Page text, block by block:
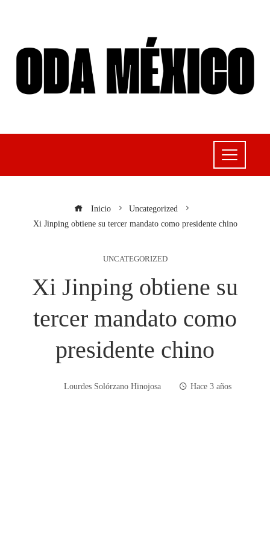
Inicio
Uncategorized
Xi Jinping obtiene su tercer mandato como presidente chino
UNCATEGORIZED
Xi Jinping obtiene su
tercer mandato como
presidente chino
Lourdes Solórzano Hinojosa Hace 3 años